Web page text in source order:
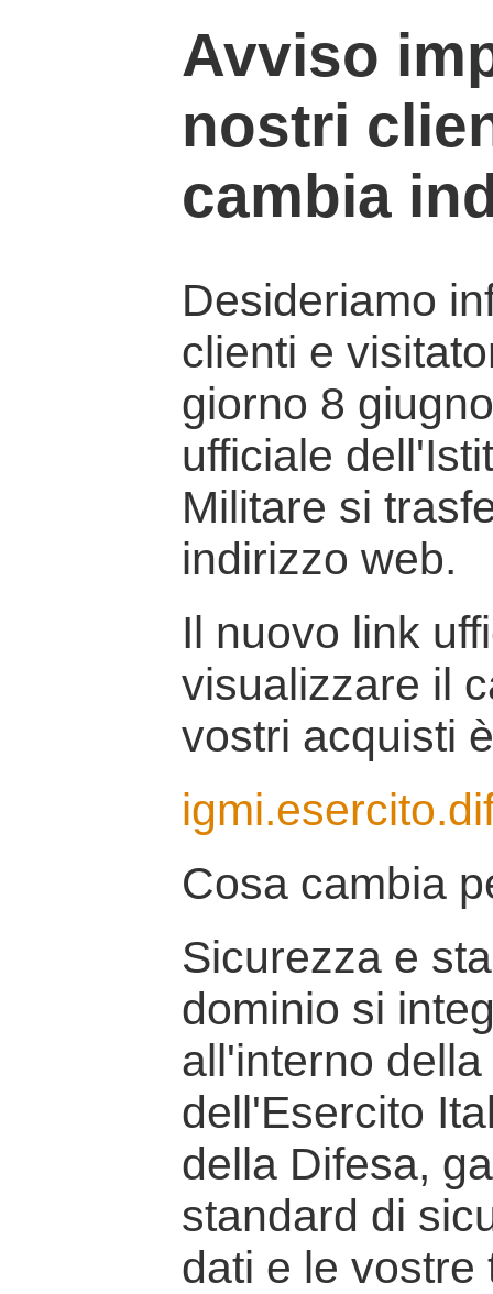
Avviso
nostri
cambia
Desideriamo
clienti e
giorno 8
ufficiale
Militare si
indirizzo web.
Il nuovo link
visualizzare il
vostri acquisti
Cosa cambia
Sicurezza e
dominio si
all'interno
dell'Esercito
della Difesa,
standard di
dati e le vostre